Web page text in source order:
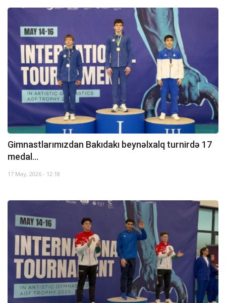
Gimnastlarımızdan Bakıdakı beynəlxalq turnirdə 17
medal...
17 May, 2026 - 12:18